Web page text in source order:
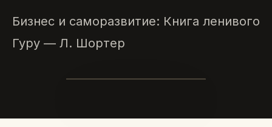
Бизнес и саморазвитие: Книга ленивого
Гуру — Л. Шортер